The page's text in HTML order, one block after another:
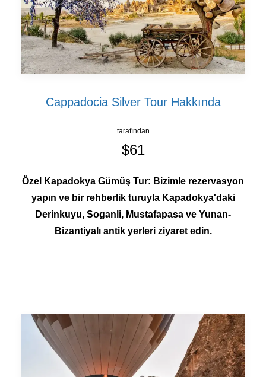
Cappadocia Silver Tour Hakkında
tarafından
$61
Özel Kapadokya Gümüş Tur: Bizimle rezervasyon
yapın ve bir rehberlik turuyla Kapadokya'daki
Derinkuyu, Soganli, Mustafapasa ve Yunan-
Bizantiyalı antik yerleri ziyaret edin.